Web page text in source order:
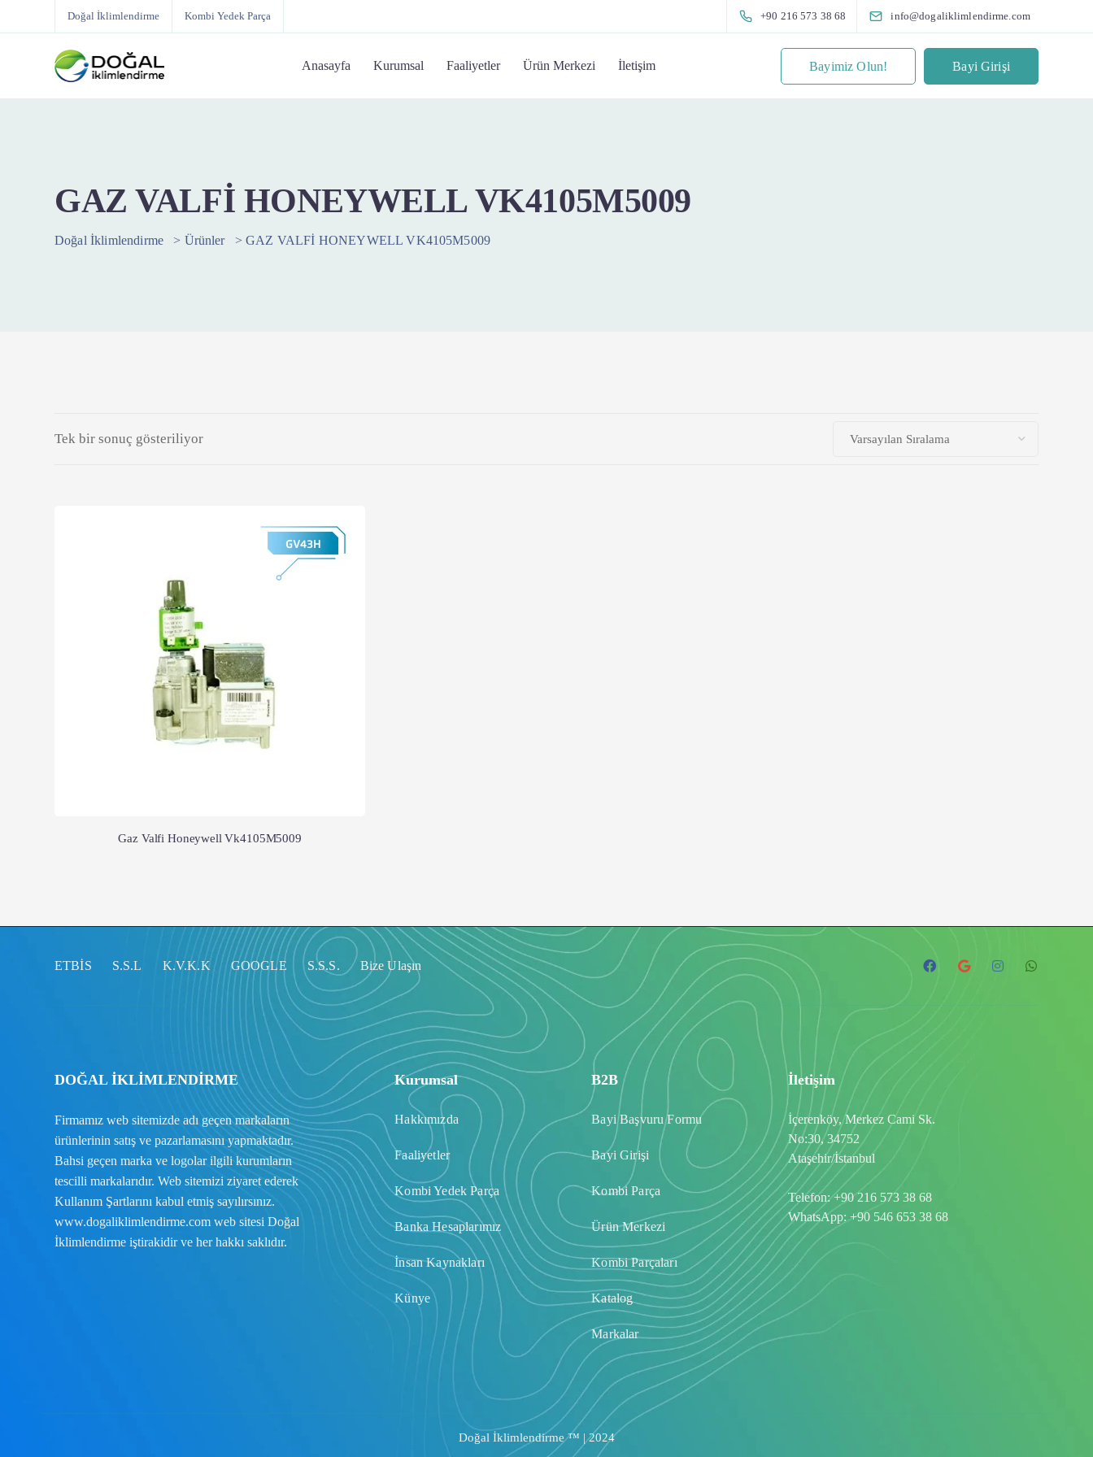
Doğal İklimlendirme Kombi Yedek Parça +90 216 573 38 68 info@dogaliklimlendirme.com
Anasayfa Kurumsal Faaliyetler Ürün Merkezi İletişim Bayimiz Olun! Bayi Girişi
GAZ VALFİ HONEYWELL VK4105M5009
Doğal İklimlendirme > Ürünler >GAZ VALFİ HONEYWELL VK4105M5009
Tek bir sonuç gösteriliyor
Gaz Valfi Honeywell Vk4105M5009
ETBİS S.S.L K.V.K.K GOOGLE S.S.S. Bize Ulaşın
DOĞAL İKLİMLENDİRME
Firmamız web sitemizde adı geçen markaların
ürünlerinin satış ve pazarlamasını yapmaktadır.
Bahsi geçen marka ve logolar ilgili kurumların
tescilli markalarıdır. Web sitemizi ziyaret ederek
Kullanım Şartlarını kabul etmiş sayılırsınız.
www.dogaliklimlendirme.com web sitesi Doğal
İklimlendirme iştirakidir ve her hakkı saklıdır.
Kurumsal
Hakkımızda
Faaliyetler
Kombi Yedek Parça
Banka Hesaplarımız
İnsan Kaynakları
Künye
B2B
Bayi Başvuru Formu
Bayi Girişi
Kombi Parça
Ürün Merkezi
Kombi Parçaları
Katalog
Markalar
İletişim
İçerenköy, Merkez Cami Sk.
No:30, 34752
Ataşehir/İstanbul
Telefon:+90 216 573 38 68
WhatsApp:+90 546 653 38 68
Doğal İklimlendirme ™ | 2024